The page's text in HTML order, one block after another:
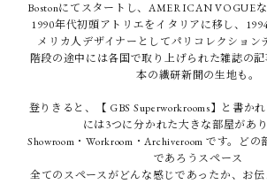
Bostonにてスタートし、AMERICAN VOGUE
1990年代初頭アトリエをイタリアに移し、
メリカ人デザイナーとしてパリコレクション
階段の途中には各国で取り上げられた雑誌の
本の繊研新聞の生地も。
登りきると、【 GBS Superworkrooms】と書か
には3つに分かれた大きな部屋があり
Showroom・Workroom・Archiveroom です。ど
であろうスペース
全てのスペースがどんな感じであったか、お